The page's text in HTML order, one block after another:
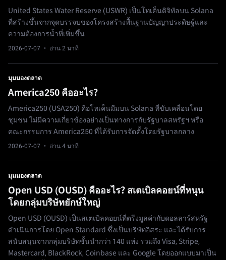
United States Water Reserve (USWR) เป็นโทเค็นดิจิทัลบน Solana
ที่สร้างขึ้นจากจุดบรรจบของโครงสร้างพื้นฐานปัญญาประดิษฐ์และ
ความต้องการน้ำที่เพิ่มขึ้น
2026-07-07 · อ่าน 2 นาที
มุมมองตลาด
America250 คืออะไร?
America250 (USA250) คือโทเค็นมีมบน Solana ที่ขับเคลื่อนโดย
ชุมชน ไม่มีความเกี่ยวข้องอย่างเป็นทางการกับรัฐบาลสหรัฐฯ หรือ
คณะกรรมการ America250 ที่ได้รับการจัดตั้งโดยรัฐบาลกลาง
2026-07-07 · อ่าน 4 นาที
มุมมองตลาด
Open USD (OUSD) คืออะไร? สเตเบิลคอยน์ที่หนุน
โดยกลุ่มบริษัทยักษ์ใหญ่
Open USD (OUSD) เป็นสเตเบิลคอยน์ที่ตรึงมูลค่ากับดอลลาร์สหรัฐ
ดำเนินการโดย Open Standard ซึ่งเป็นบริษัทอิสระ และได้รับการ
สนับสนุนจากกลุ่มบริษัทชั้นนำกว่า 140 แห่ง รวมถึง Visa, Stripe,
Mastercard, BlackRock, Coinbase และ Google โดยออกแบบมาเป็น